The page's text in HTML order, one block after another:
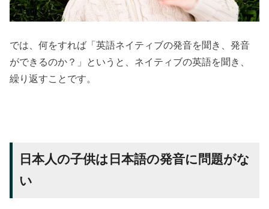
では、何をすれば「英語ネイティブの発音を聞き、発音
ができるのか？」というと、ネイティブの英語を聞き、
繰り返すことです。
日本人の子供は日本語の発音に問題がな
い